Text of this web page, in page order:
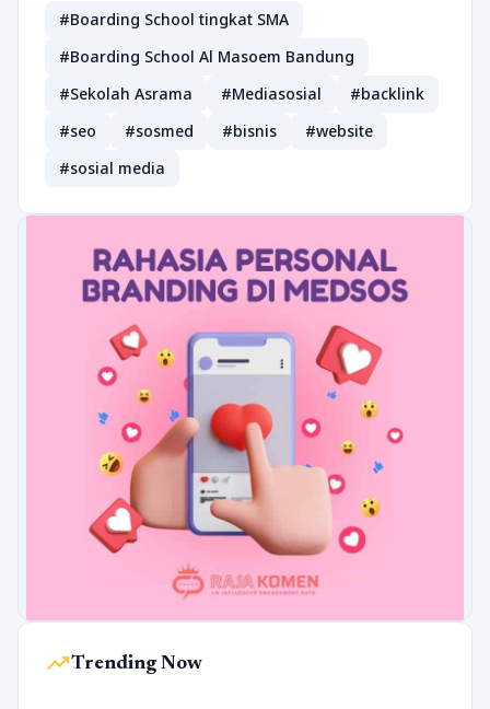
#Boarding School tingkat SMA
#Boarding School Al Masoem Bandung
#Sekolah Asrama
#Mediasosial
#backlink
#seo
#sosmed #bisnis
#website
#sosial media
trending_upTrending Now